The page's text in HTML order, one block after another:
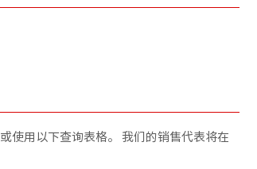
或使用以下查询表格。 我们的销售代表将在